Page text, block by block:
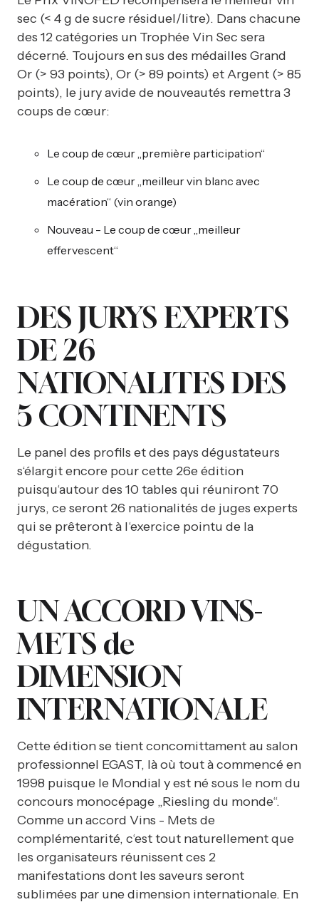
sec (< 4 g de sucre résiduel/litre). Dans chacune
des 12 catégories un Trophée Vin Sec sera
décerné. Toujours en sus des médailles Grand
Or (> 93 points), Or (> 89 points) et Argent (> 85
points), le jury avide de nouveautés remettra 3
coups de cœur:
Le coup de cœur „première participation“
Le coup de cœur „meilleur vin blanc avec
macération“ (vin orange)
Nouveau - Le coup de cœur „meilleur
effervescent“
DES JURYS EXPERTS
DE 26
NATIONALITES DES
5 CONTINENTS
Le panel des profils et des pays dégustateurs
s‘élargit encore pour cette 26e édition
puisqu‘autour des 10 tables qui réuniront 70
jurys, ce seront 26 nationalités de juges experts
qui se prêteront à l‘exercice pointu de la
dégustation.
UN ACCORD VINS-
METS de
DIMENSION
INTERNATIONALE
Cette édition se tient concomittament au salon
professionnel EGAST, là où tout à commencé en
1998 puisque le Mondial y est né sous le nom du
concours monocépage „Riesling du monde“.
Comme un accord Vins - Mets de
complémentarité, c‘est tout naturellement que
les organisateurs réunissent ces 2
manifestations dont les saveurs seront
sublimées par une dimension internationale. En